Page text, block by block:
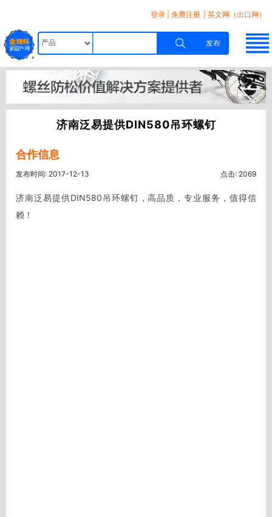
登录 免费注册 | 英文网（出口网）
发布
济南泛易提供DIN580吊环螺钉
合作信息
发布时间: 2017-12-13 点击: 2069
济南泛易提供DIN580吊环螺钉，高品质，专业服务，值得信
赖！